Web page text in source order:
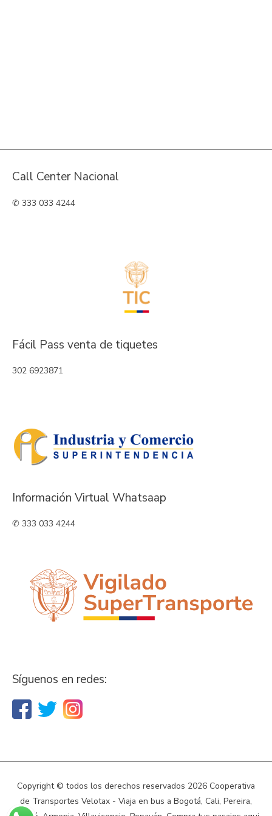
Call Center Nacional
✆ 333 033 4244
Fácil Pass venta de tiquetes
302 6923871
Información Virtual Whatsaap
✆ 333 033 4244
Síguenos en redes:
Copyright © todos los derechos reservados 2026 Cooperativa
de Transportes Velotax - Viaja en bus a Bogotá, Cali, Pereira,